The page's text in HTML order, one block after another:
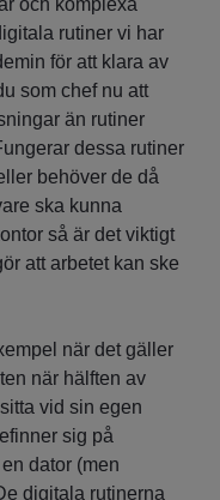
och komplexa
rutiner vi har
för att klara av
som chef nu att
än rutiner
dessa rutiner
behöver de då
ska kunna
så är det viktigt
att arbetet kan ske
när det gäller
när hälften av
vid sin egen
sig på
dator (men
digitala rutinerna